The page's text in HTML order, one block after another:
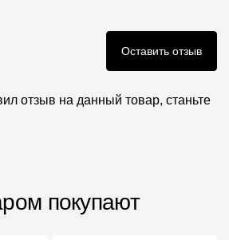
Оставить отзыв
отзыв на данный товар, станьте
покупают